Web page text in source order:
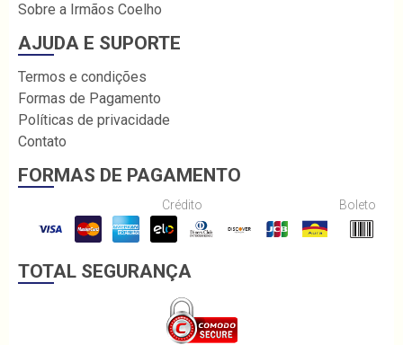
Sobre a Irmãos Coelho
AJUDA E SUPORTE
Termos e condições
Formas de Pagamento
Políticas de privacidade
Contato
FORMAS DE PAGAMENTO
Crédito Boleto
TOTAL SEGURANÇA